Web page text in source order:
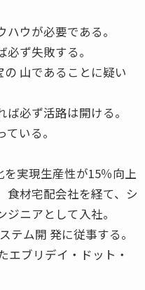
ウが必要である。
ず失敗する。
山であることに疑い
必ず活路は開ける。
いる。
実現生産性が15％向上
材宅配会社を経て、シ
ニアとして入社。
テム開 発に従事する。
エブリデイ・ドット・